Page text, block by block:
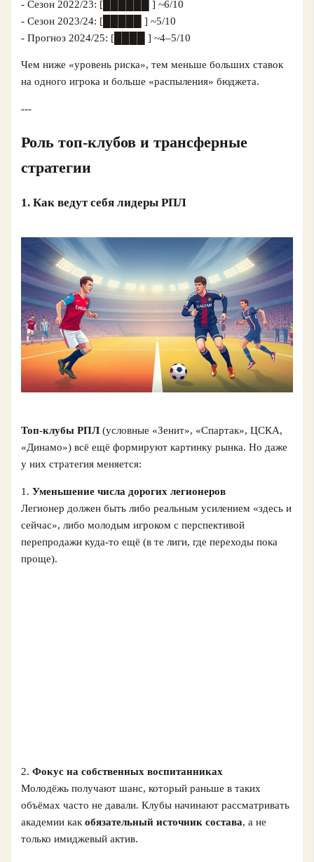
- Сезон 2022/23: [██████ ] ~6/10
- Сезон 2023/24: [█████ ] ~5/10
- Прогноз 2024/25: [████ ] ~4–5/10
Чем ниже «уровень риска», тем меньше больших ставок
на одного игрока и больше «распыления» бюджета.
---
Роль топ-клубов и трансферные
стратегии
1. Как ведут себя лидеры РПЛ
Топ-клубы РПЛ (условные «Зенит», «Спартак», ЦСКА,
«Динамо») всё ещё формируют картинку рынка. Но даже
у них стратегия меняется:
1.Уменьшение числа дорогих легионеров
Легионер должен быть либо реальным усилением «здесь и
сейчас», либо молодым игроком с перспективой
перепродажи куда-то ещё (в те лиги, где переходы пока
проще).
2.Фокус на собственных воспитанниках
Молодёжь получают шанс, который раньше в таких
объёмах часто не давали. Клубы начинают рассматривать
академии какобязательный источник состава, а не
только имиджевый актив.